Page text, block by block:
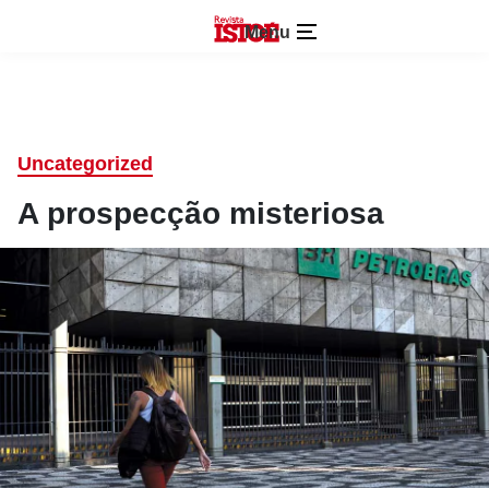
Menu
Uncategorized
A prospecção misteriosa